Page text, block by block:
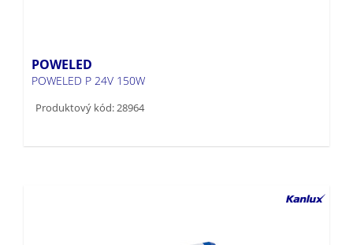
POWELED
POWELED P 24V 150W
Produktový kód: 28964